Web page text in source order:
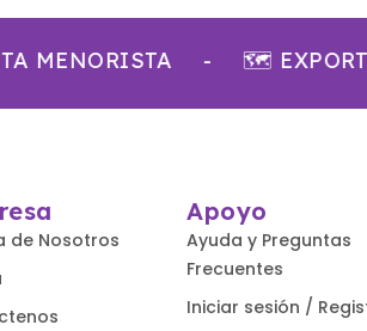
- 🗺 EXPORTAR
de Nosotros
Apoyo
Ayuda y Preguntas
Frecuentes
Iniciar sesión /